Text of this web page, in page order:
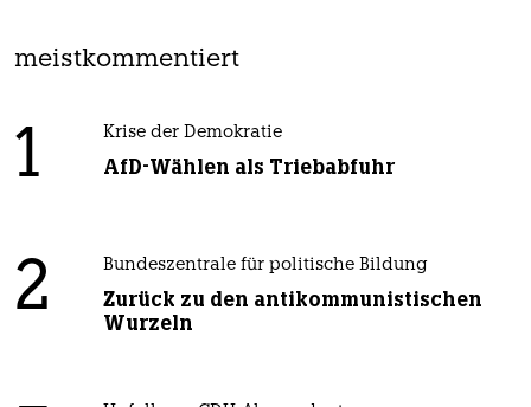
meistkommentiert
1 Krise der Demokratie
AfD-Wählen als Triebabfuhr
2 Bundeszentrale für politische Bildung
Zurück zu den antikommunistischen
Wurzeln